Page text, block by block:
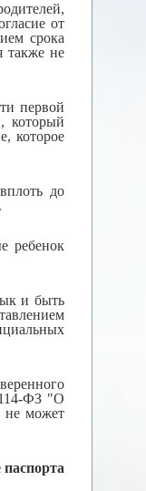
от
срока
также не
первой
который
которое
до
ребенок
и быть
114-ФЗ "О
не может